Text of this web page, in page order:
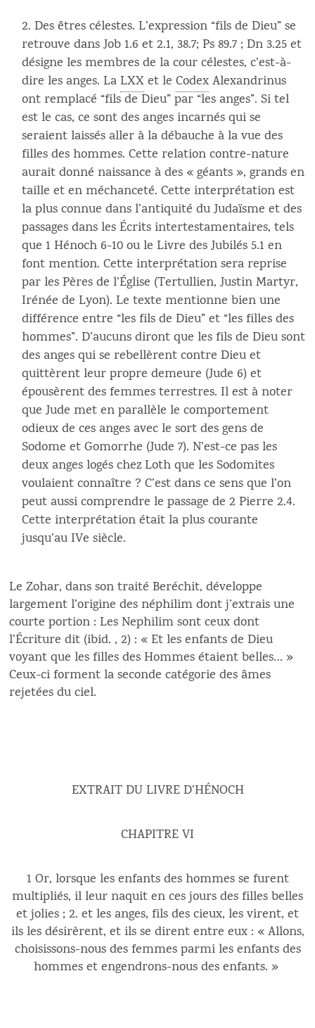
Des êtres célestes. L’expression “fils de Dieu” se
retrouve dans Job 1.6 et 2.1, 38.7; Ps 89.7 ; Dn 3.25 et
désigne les membres de la cour célestes, c’est-à-
dire les anges. LaLXXet leCodexAlexandrinus
ont remplacé “fils de Dieu” par “les anges”. Si tel
est le cas, ce sont des anges incarnés qui se
seraient laissés aller à la débauche à la vue des
filles des hommes. Cette relation contre-nature
aurait donné naissance à des « géants », grands en
taille et en méchanceté. Cette interprétation est
la plus connue dans l’antiquité du Judaïsme et des
passages dans les Écrits intertestamentaires, tels
que 1 Hénoch 6-10 ou le Livre des Jubilés 5.1 en
font mention. Cette interprétation sera reprise
par les Pères de l’Église (Tertullien, Justin Martyr,
Irénée de Lyon). Le texte mentionne bien une
différence entre “les fils de Dieu” et “les filles des
hommes”. D’aucuns diront que les fils de Dieu sont
des anges qui se rebellèrent contre Dieu et
quittèrent leur propre demeure (Jude 6) et
épousèrent des femmes terrestres. Il est à noter
que Jude met en parallèle le comportement
odieux de ces anges avec le sort des gens de
Sodome et Gomorrhe (Jude 7). N’est-ce pas les
deux anges logés chez Loth que les Sodomites
voulaient connaître ? C’est dans ce sens que l’on
peut aussi comprendre le passage de 2 Pierre 2.4.
Cette interprétation était la plus courante
jusqu’au IVe siècle.
Le Zohar, dans son traité Beréchit, développe
largement l’origine des néphilim dont j’extrais une
courte portion : Les Nephilim sont ceux dont
l’Écriture dit (ibid. , 2) : « Et les enfants de Dieu
voyant que les filles des Hommes étaient belles… »
Ceux-ci forment la seconde catégorie des âmes
rejetées du ciel.
EXTRAIT DU LIVRE D’HÉNOCH
CHAPITRE VI
1 Or, lorsque les enfants des hommes se furent
multipliés, il leur naquit en ces jours des filles belles
et jolies ; 2. et les anges, fils des cieux, les virent, et
ils les désirèrent, et ils se dirent entre eux : « Allons,
choisissons-nous des femmes parmi les enfants des
hommes et engendrons-nous des enfants. »